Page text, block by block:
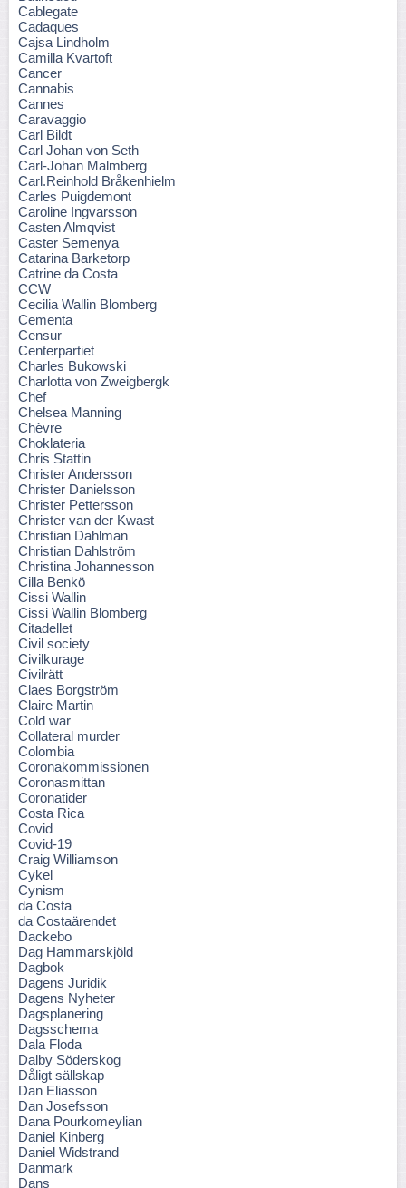
Cablegate
Cadaques
Cajsa Lindholm
Camilla Kvartoft
Cancer
Cannabis
Cannes
Caravaggio
Carl Bildt
Carl Johan von Seth
Carl-Johan Malmberg
Carl.Reinhold Bråkenhielm
Carles Puigdemont
Caroline Ingvarsson
Casten Almqvist
Caster Semenya
Catarina Barketorp
Catrine da Costa
CCW
Cecilia Wallin Blomberg
Cementa
Censur
Centerpartiet
Charles Bukowski
Charlotta von Zweigbergk
Chef
Chelsea Manning
Chèvre
Choklateria
Chris Stattin
Christer Andersson
Christer Danielsson
Christer Pettersson
Christer van der Kwast
Christian Dahlman
Christian Dahlström
Christina Johannesson
Cilla Benkö
Cissi Wallin
Cissi Wallin Blomberg
Citadellet
Civil society
Civilkurage
Civilrätt
Claes Borgström
Claire Martin
Cold war
Collateral murder
Colombia
Coronakommissionen
Coronasmittan
Coronatider
Costa Rica
Covid
Covid-19
Craig Williamson
Cykel
Cynism
da Costa
da Costaärendet
Dackebo
Dag Hammarskjöld
Dagbok
Dagens Juridik
Dagens Nyheter
Dagsplanering
Dagsschema
Dala Floda
Dalby Söderskog
Dåligt sällskap
Dan Eliasson
Dan Josefsson
Dana Pourkomeylian
Daniel Kinberg
Daniel Widstrand
Danmark
Dans